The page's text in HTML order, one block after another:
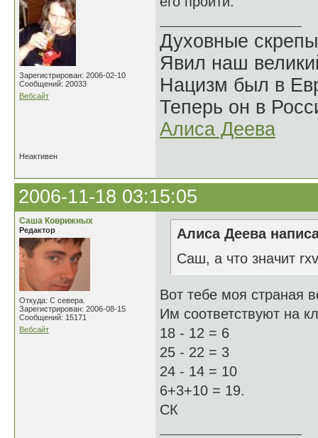
Зарегистрирован: 2006-02-10
Сообщений: 20033
Вебсайт
Духовные
Явил наш
Нацизм был в
Теперь он в
Алиса Деева
Неактивен
2006-11-18 03:15:05
Саша Коврижных
Редактор
Откуда: С севера.
Зарегистрирован: 2006-08-15
Сообщений: 15171
Вебсайт
Алиса Деева
Саш, а что значит
Вот тебе моя страная
Им соответствуют на
18 - 12 = 6
25 - 22 = 3
24 - 14 = 10
6+3+10 = 19.
СК